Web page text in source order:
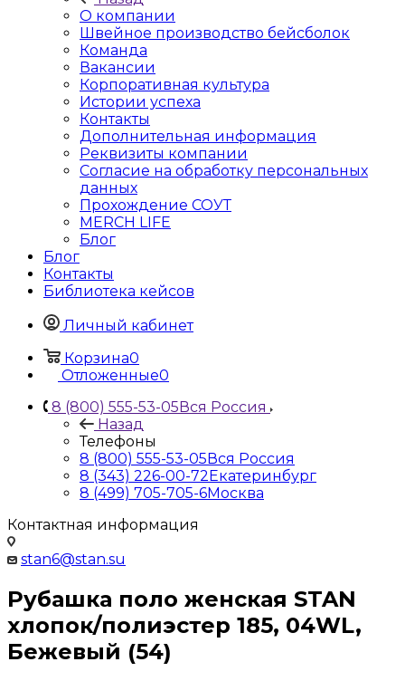
О компании
Швейное производство бейсболок
Команда
Вакансии
Корпоративная культура
Истории успеха
Контакты
Дополнительная информация
Реквизиты компании
Согласие на обработку персональных
данных
Прохождение СОУТ
MERCH LIFE
Блог
Блог
Контакты
Библиотека кейсов
Личный кабинет
Корзина0
Отложенные0
8 (800) 555-53-05Вся Россия
Назад
Телефоны
8 (800) 555-53-05Вся Россия
8 (343) 226-00-72Екатеринбург
8 (499) 705-705-6Москва
Контактная информация
stan6@stan.su
Рубашка поло женская STAN
хлопок/полиэстер 185, 04WL,
Бежевый (54)